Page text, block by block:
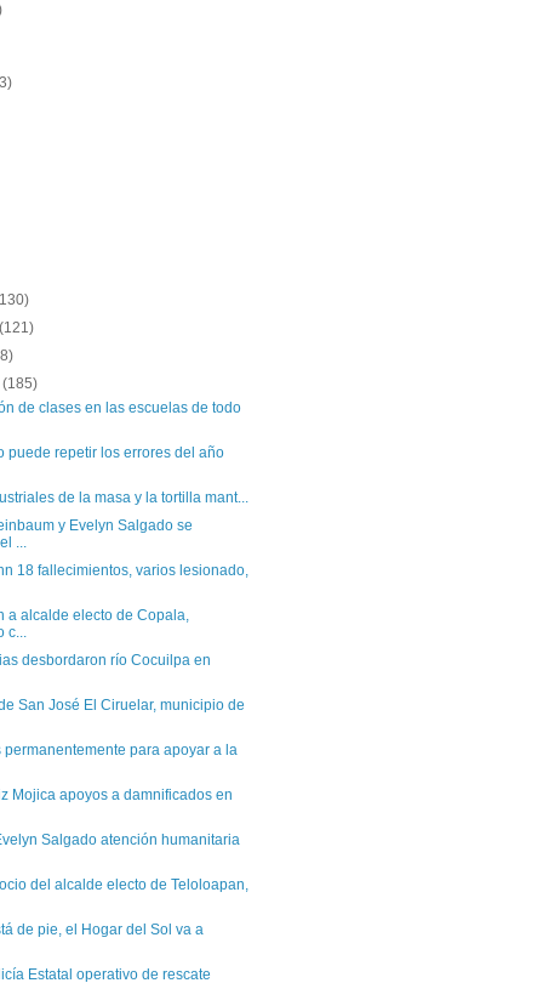
(121)
(185)
de clases en las escuelas de todo
puede repetir los errores del año
de la masa y la tortilla mant...
y Evelyn Salgado se
...
18 fallecimientos, varios lesionado,
a alcalde electo de Copala,
c...
desbordaron río Cocuilpa en
San José El Ciruelar, municipio de
permanentemente para apoyar a la
Mojica apoyos a damnificados en
Salgado atención humanitaria
del alcalde electo de Teloloapan,
de pie, el Hogar del Sol va a
Estatal operativo de rescate